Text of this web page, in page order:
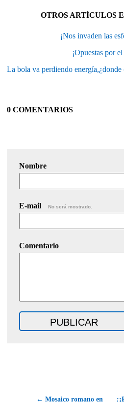
OTROS ARTÍCULOS
¡Nos invaden las
¡Opuestas por
La bola va perdiendo
0 COMENTARIOS
Nombre
E-mail No será mostrado.
Comentario
← Mosaico romano en